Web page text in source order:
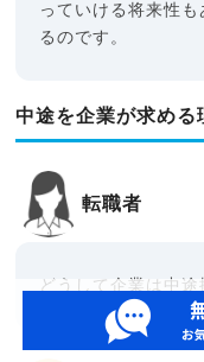
っていける将来性
るのです。
中途を企業が求める
転職者
どうして企業は中